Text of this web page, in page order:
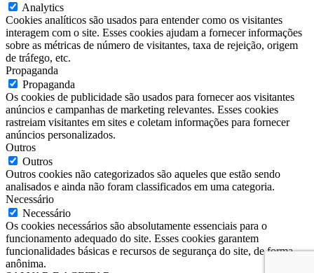
Analytics
Cookies analíticos são usados para entender como os visitantes
interagem com o site. Esses cookies ajudam a fornecer informações
sobre as métricas de número de visitantes, taxa de rejeição, origem
de tráfego, etc.
Propaganda
Propaganda
Os cookies de publicidade são usados para fornecer aos visitantes
anúncios e campanhas de marketing relevantes. Esses cookies
rastreiam visitantes em sites e coletam informações para fornecer
anúncios personalizados.
Outros
Outros
Outros cookies não categorizados são aqueles que estão sendo
analisados e ainda não foram classificados em uma categoria.
Necessário
Necessário
Os cookies necessários são absolutamente essenciais para o
funcionamento adequado do site. Esses cookies garantem
funcionalidades básicas e recursos de segurança do site, de forma
anônima.